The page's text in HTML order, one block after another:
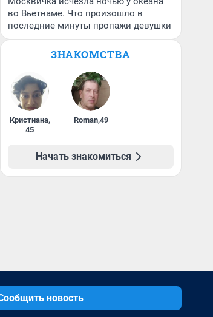
во Вьетнаме. Что произошло в
последние минуты пропажи девушки
ЗНАКОМСТВА
Кристиана,
45
Roman,49
Начать знакомиться
новость